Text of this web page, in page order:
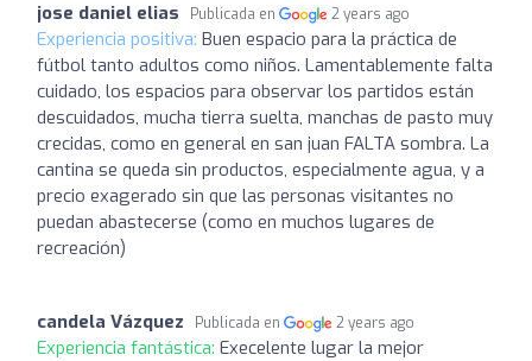
jose daniel elias Publicada en 2 years ago
Experiencia positiva: Buen espacio para la práctica de
fútbol tanto adultos como niños. Lamentablemente falta
cuidado, los espacios para observar los partidos están
descuidados, mucha tierra suelta, manchas de pasto muy
crecidas, como en general en san juan FALTA sombra. La
cantina se queda sin productos, especialmente agua, y a
precio exagerado sin que las personas visitantes no
puedan abastecerse (como en muchos lugares de
recreación)
candela Vázquez Publicada en 2 years ago
Experiencia fantástica: Execelente lugar la mejor